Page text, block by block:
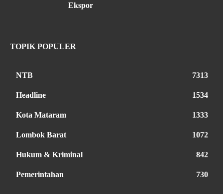
Ekspor
TOPIK POPULER
NTB 7313
Headline 1534
Kota Mataram 1333
Lombok Barat 1072
Hukum & Kriminal 842
Pemerintahan 730